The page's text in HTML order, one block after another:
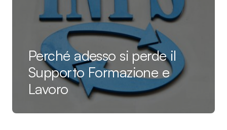
Perché adesso si perde il
Supporto Formazione e
Lavoro